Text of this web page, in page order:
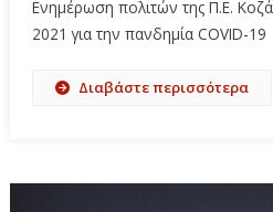
Ενημέρωση πολιτών της Π.Ε.
2021 για την πανδημία COVID-19
Διαβάστε περισσότερα